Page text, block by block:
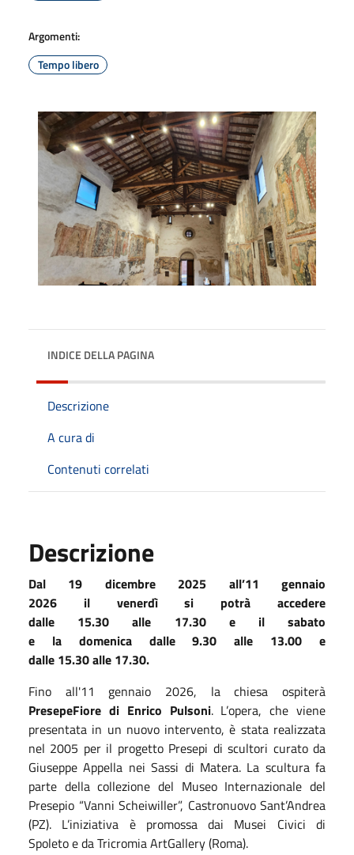
Argomenti:
Tempo libero
INDICE DELLA PAGINA
Descrizione
A cura di
Contenuti correlati
Descrizione
Dal 19 dicembre 2025 all’11 gennaio
2026 il venerdìsi potrà accedere
dalle 15.30alle 17.30 e ilsabato
e ladomenica dalle9.30alle 13.00 e
dalle 15.30alle 17.30.
Fino all'11 gennaio 2026, la chiesa ospiterà
PresepeFiore di Enrico Pulsoni. L’opera, che viene
presentata in un nuovo intervento, è stata realizzata
nel 2005 per il progetto Presepi di scultori curato da
Giuseppe Appella nei Sassi di Matera. La scultura fa
parte della collezione del Museo Internazionale del
Presepio “Vanni Scheiwiller”, Castronuovo Sant’Andrea
(PZ). L’iniziativa è promossadai Musei Civici di
Spoletoe daTricromia ArtGallery (Roma).